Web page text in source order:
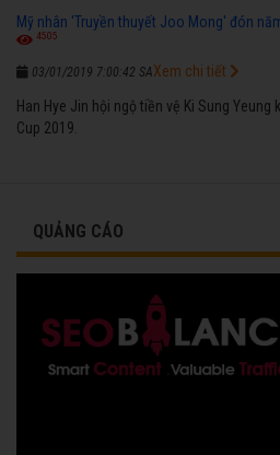
Mỹ nhân 'Truyền thuyết Joo Mong' đón
4505
03/01/2019 7:00:42 SA
Han Hye Jin hội ngộ tiền vệ Ki Sung
Cup 2019.
Xem chi tiết
QUẢNG CÁO